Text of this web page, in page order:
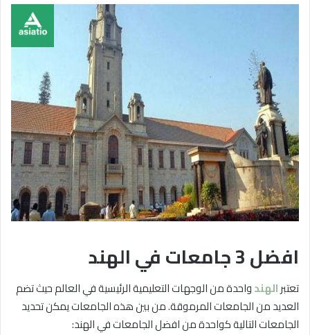
افضل 3 جامعات في الهند
تعتبرالهندواحدة من الوجهات التعليمية الرئيسية في العالم حيث تضم
العديد من الجامعات المرموقة. من بين هذه الجامعات يمكن تحديد
الجامعات التالية كواحدة من افضل الجامعات في الهند: